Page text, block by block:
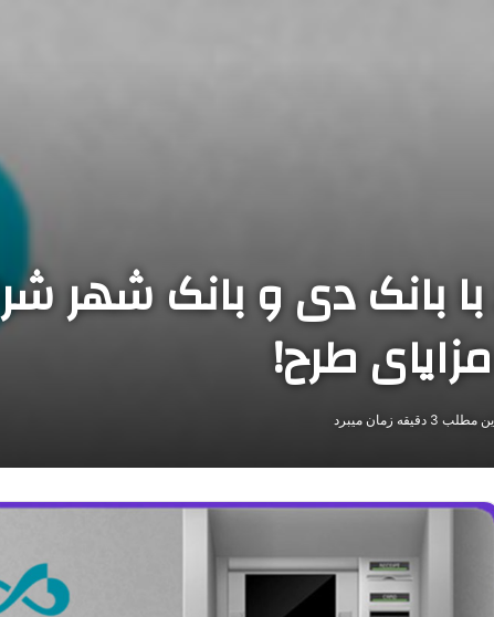
بانک دی و بانک شهر
طرح!
دقیقه زمان میبرد